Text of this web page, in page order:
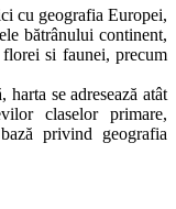
cu geografia Europei,
bătrânului continent,
florei si faunei, precum
se adresează atât
claselor primare,
privind geografia